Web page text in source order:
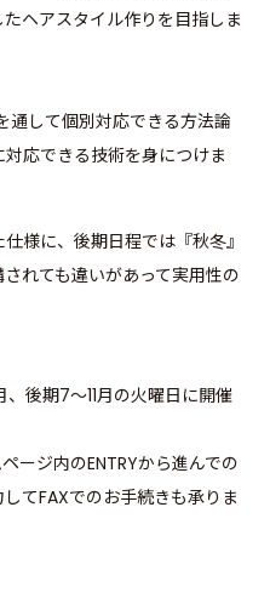
ヘアスタイル作りを目指しま
通して個別対応できる方法論
応できる技術を身につけま
様に、後期日程では『秋冬』
れても違いがあって実用性の
後期7〜11月の火曜日に開催
ージ内のENTRYから進んでの
てFAXでのお手続きも承りま